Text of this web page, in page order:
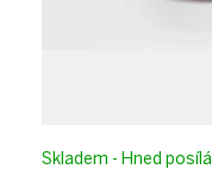
Skladem - Hned